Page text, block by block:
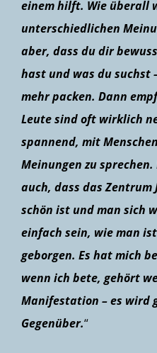
einem hilft. Wie überall
unterschiedlichen
aber, dass du dir
hast und was du suchst
mehr packen. Dann
Leute sind oft wirklich
spannend, mit
Meinungen zu
auch, dass das Zentrum
schön ist und man sich
einfach sein, wie man
geborgen. Es hat mich
wenn ich bete, gehört
Manifestation – es wird
Gegenüber.“